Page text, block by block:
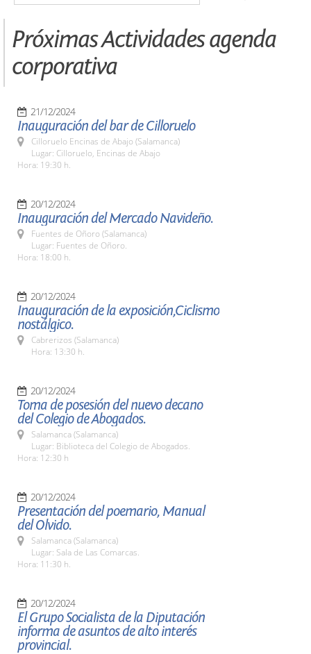
Próximas Actividades agenda
corporativa
21/12/2024
Inauguración del bar de Cilloruelo
Cilloruelo Encinas de Abajo (Salamanca)
Lugar: Cilloruelo, Encinas de Abajo
Hora: 19:30 h.
20/12/2024
Inauguración del Mercado Navideño.
Fuentes de Oñoro (Salamanca)
Lugar: Fuentes de Oñoro.
Hora: 18:00 h.
20/12/2024
Inauguración de la exposición,Ciclismo
nostálgico.
Cabrerizos (Salamanca)
Hora: 13:30 h.
20/12/2024
Toma de posesión del nuevo decano
del Colegio de Abogados.
Salamanca (Salamanca)
Lugar: Biblioteca del Colegio de Abogados.
Hora: 12:30 h
20/12/2024
Presentación del poemario, Manual
del Olvido.
Salamanca (Salamanca)
Lugar: Sala de Las Comarcas.
Hora: 11:30 h.
20/12/2024
El Grupo Socialista de la Diputación
informa de asuntos de alto interés
provincial.